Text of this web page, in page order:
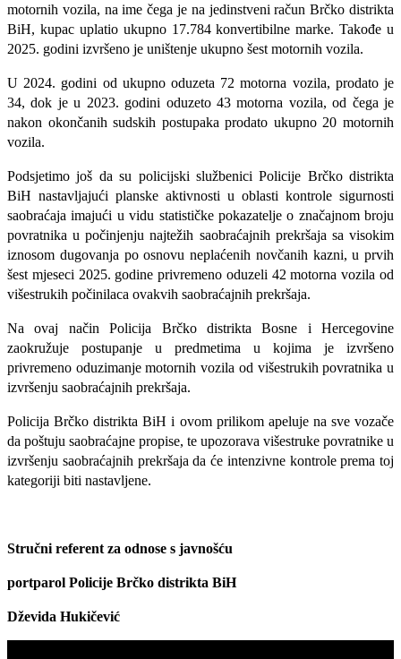
motornih vozila, na ime čega je na jedinstveni račun Brčko distrikta
BiH, kupac uplatio ukupno 17.784 konvertibilne marke. Takođe u
2025. godini izvršeno je uništenje ukupno šest motornih vozila.
U 2024. godini od ukupno oduzeta 72 motorna vozila, prodato je
34, dok je u 2023. godini oduzeto 43 motorna vozila, od čega je
nakon okončanih sudskih postupaka prodato ukupno 20 motornih
vozila.
Podsjetimo još da su policijski službenici Policije Brčko distrikta
BiH nastavljajući planske aktivnosti u oblasti kontrole sigurnosti
saobraćaja imajući u vidu statističke pokazatelje o značajnom broju
povratnika u počinjenju najtežih saobraćajnih prekršaja sa visokim
iznosom dugovanja po osnovu neplaćenih novčanih kazni, u prvih
šest mjeseci 2025. godine privremeno oduzeli 42 motorna vozila od
višestrukih počinilaca ovakvih saobraćajnih prekršaja.
Na ovaj način Policija Brčko distrikta Bosne i Hercegovine
zaokružuje postupanje u predmetima u kojima je izvršeno
privremeno oduzimanje motornih vozila od višestrukih povratnika u
izvršenju saobraćajnih prekršaja.
Policija Brčko distrikta BiH i ovom prilikom apeluje na sve vozače
da poštuju saobraćajne propise, te upozorava višestruke povratnike u
izvršenju saobraćajnih prekršaja da će intenzivne kontrole prema toj
kategoriji biti nastavljene.
Stručni referent za odnose s javnošću
portparol Policije Brčko distrikta BiH
Dževida Hukičević